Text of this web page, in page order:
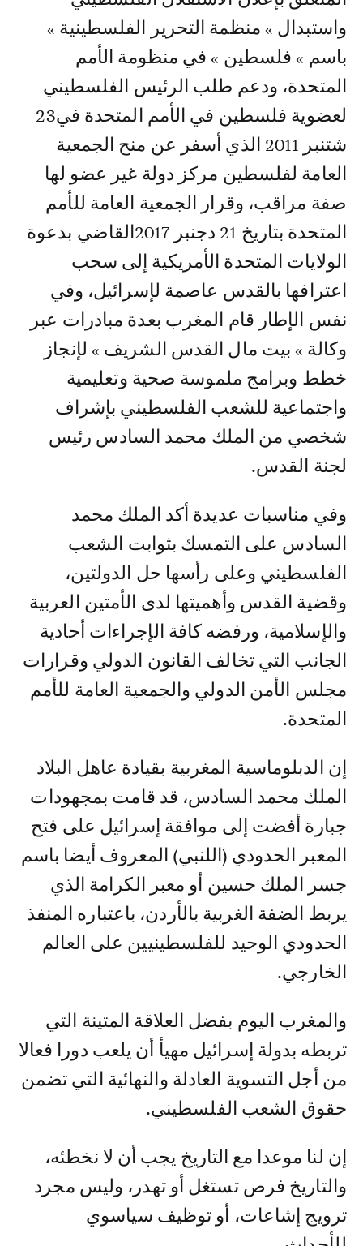
واستبدال » منظمة التحرير الفلسطينية »
باسم » فلسطين » في منظومة الأمم
المتحدة، ودعم طلب الرئيس الفلسطيني
لعضوية فلسطين في الأمم المتحدة في23
شتنبر 2011 الذي أسفر عن منح الجمعية
العامة لفلسطين مركز دولة غير عضو لها
صفة مراقب، وقرار الجمعية العامة للأمم
المتحدة بتاريخ 21 دجنبر 2017القاضي بدعوة
الولايات المتحدة الأمريكية إلى سحب
اعترافها بالقدس عاصمة لإسرائيل، وفي
نفس الإطار قام المغرب بعدة مبادرات عبر
وكالة » بيت مال القدس الشريف » لإنجاز
خطط وبرامج ملموسة صحية وتعليمية
واجتماعية للشعب الفلسطيني بإشراف
شخصي من الملك محمد السادس رئيس
لجنة القدس.
وفي مناسبات عديدة أكد الملك محمد
السادس على التمسك بثوابت الشعب
الفلسطيني وعلى رأسها حل الدولتين،
وقضية القدس وأهميتها لدى الأمتين العربية
والإسلامية، ورفضه كافة الإجراءات أحادية
الجانب التي تخالف القانون الدولي وقرارات
مجلس الأمن الدولي والجمعية العامة للأمم
المتحدة.
إن الدبلوماسية المغربية بقيادة عاهل البلاد
الملك محمد السادس، قد قامت بمجهودات
جبارة أفضت إلى موافقة إسرائيل على فتح
المعبر الحدودي (اللنبي) المعروف أيضا باسم
جسر الملك حسين أو معبر الكرامة الذي
يربط الضفة الغربية بالأردن، باعتباره المنفذ
الحدودي الوحيد للفلسطينيين على العالم
الخارجي.
والمغرب اليوم بفضل العلاقة المتينة التي
تربطه بدولة إسرائيل مهيأ أن يلعب دورا فعالا
من أجل التسوية العادلة والنهائية التي تضمن
حقوق الشعب الفلسطيني.
إن لنا موعدا مع التاريخ يجب أن لا نخطئه،
والتاريخ فرص تستغل أو تهدر، وليس مجرد
ترويج إشاعات، أو توظيف سياسوي